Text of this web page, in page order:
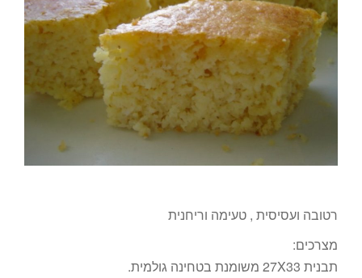
רטובה ועסיסית , טעימה וריחנית
מצרכים:
תבנית 27X33 משומנת בטחינה גולמית.